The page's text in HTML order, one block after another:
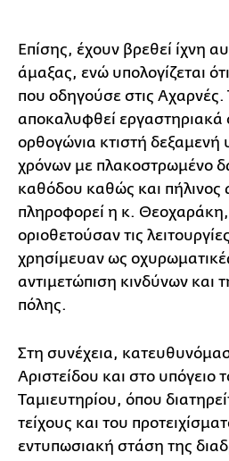
Επίσης, έχουν βρεθεί ίχνη
άμαξας, ενώ υπολογίζεται
που οδηγούσε στις Αχαρνές.
αποκαλυφθεί
ορθογώνια κτιστή
χρόνων με πλακοστρωμένο
καθόδου καθώς και
πληροφορεί η κ. Θεοχαράκη,
οριοθετούσαν τις
χρησίμευαν ως
αντιμετώπιση κινδύνων και
πόλης.
Στη συνέχεια,
Αριστείδου και στο υπόγειο
Ταμιευτηρίου, όπου
τείχους και του
εντυπωσιακή στάση της